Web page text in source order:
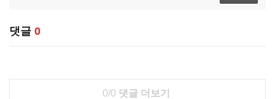
댓글 0
0/0 댓글 더보기